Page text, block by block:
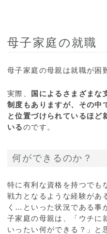
母子家庭の就職
母子家庭の母親は就職が困
実際、
国によるさまざまな
制度もありますが、その中
と位置づけられているほど
いるのです。
何ができるのか？
特に有利な資格を持つでも
戦力となるような経験があ
く…といった状況である事
子家庭の母親は、「ウチに
いったい何ができる？」と